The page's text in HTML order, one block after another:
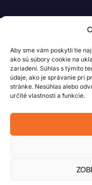
Aby sme vám poskytli tie
ako sú súbory cookie na
zariadení. Súhlas s týmito
údaje, ako je správanie pri
stránke. Nesúhlas alebo
určité vlastnosti a funkcie.